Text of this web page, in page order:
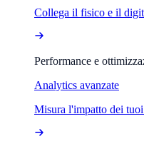
Collega il fisico e il
Performance e
Analytics avanzate
Misura l'impatto dei